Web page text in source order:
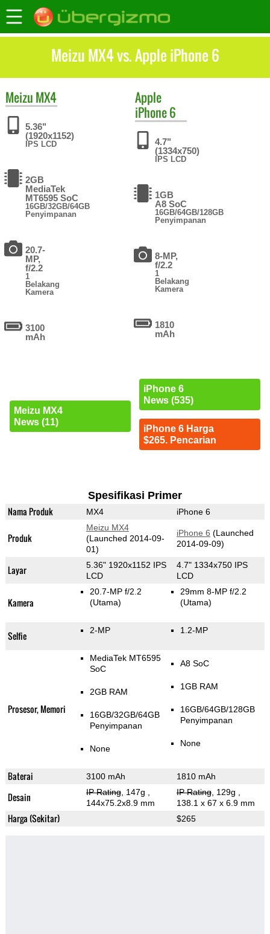
Meizu MX4 vs. Apple iPhone 6
Meizu MX4
5.36"
(1920x1152)
IPS LCD
2GB
MediaTek
MT6595 SoC
16GB/32GB/64GB
Penyimpanan
20.7-
MP,
f/2.2
1
Belakang
Kamera
3100
mAh
Meizu MX4
News (11)
Apple
iPhone 6
4.7"
(1334x750)
IPS LCD
1GB
A8 SoC
16GB/64GB/128GB
Penyimpanan
8-MP,
f/2.2
1
Belakang
Kamera
1810
mAh
iPhone 6
News (535)
iPhone 6 Harga
$265. Pencarian
Spesifikasi Primer
Nama Produk MX4 iPhone 6
Produk
Meizu MX4
(Launched 2014-09-
01)
iPhone 6 (Launched
2014-09-09)
Layar
5.36" 1920x1152 IPS
LCD
4.7" 1334x750 IPS
LCD
Kamera
20.7-MP f/2.2
(Utama)
29mm 8-MP f/2.2
(Utama)
Selfie 2-MP 1.2-MP
Prosesor, Memori
MediaTek MT6595
SoC
2GB RAM
16GB/32GB/64GB
Penyimpanan
None
A8 SoC
1GB RAM
16GB/64GB/128GB
Penyimpanan
None
Baterai 3100 mAh 1810 mAh
Desain IP Rating, 147g
144x75.2x8.9 mm
IP Rating, 129g
138.1 x 67 x 6.9 mm
Harga (Sekitar) $265